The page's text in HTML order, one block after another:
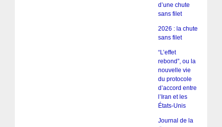
d’une chute
sans filet
2026 : la chute
sans filet
“L’effet
rebond”, ou la
nouvelle vie
du protocole
d’accord entre
l’Iran et les
États-Unis
Journal de la